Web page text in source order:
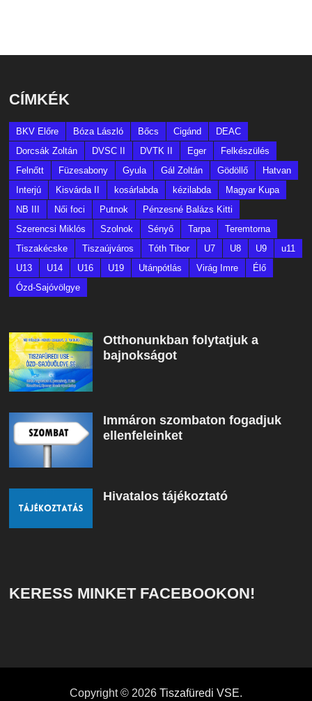
CÍMKÉK
BKV Előre Bóza László Bőcs Cigánd
DEAC
Dorcsák Zoltán
DVSC II DVTK II Eger
Felkészülés
Felnőtt
Füzesabony Gyula Gál Zoltán Gödöllő
Hatvan
Interjú
Kisvárda II kosárlabda kézilabda
Magyar Kupa
NB III
Női foci Putnok
Pénzesné Balázs Kitti
Szerencsi Miklós
Szolnok Sényő Tarpa
Teremtorna
Tiszakécske
Tiszaújváros Tóth Tibor U7 U8 U9
u11
U13
U14 U16 U19 Utánpótlás Virág Imre
Élő
Ózd-Sajóvölgye
Otthonunkban folytatjuk a
bajnokságot
Immáron szombaton fogadjuk
ellenfeleinket
Hivatalos tájékoztató
KERESS MINKET FACEBOOKON!
Copyright © 2026 Tiszafüredi VSE.